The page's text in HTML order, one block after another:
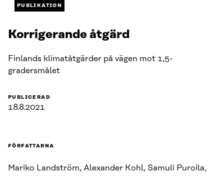
PUBLIKATION
Korrigerande åtgärd
Finlands klimatåtgärder på vägen mot 1,5-
gradersmålet
PUBLICERAD
18.8.2021
FÖRFATTARNA
Mariko Landström, Alexander Kohl, Samuli Puroila,